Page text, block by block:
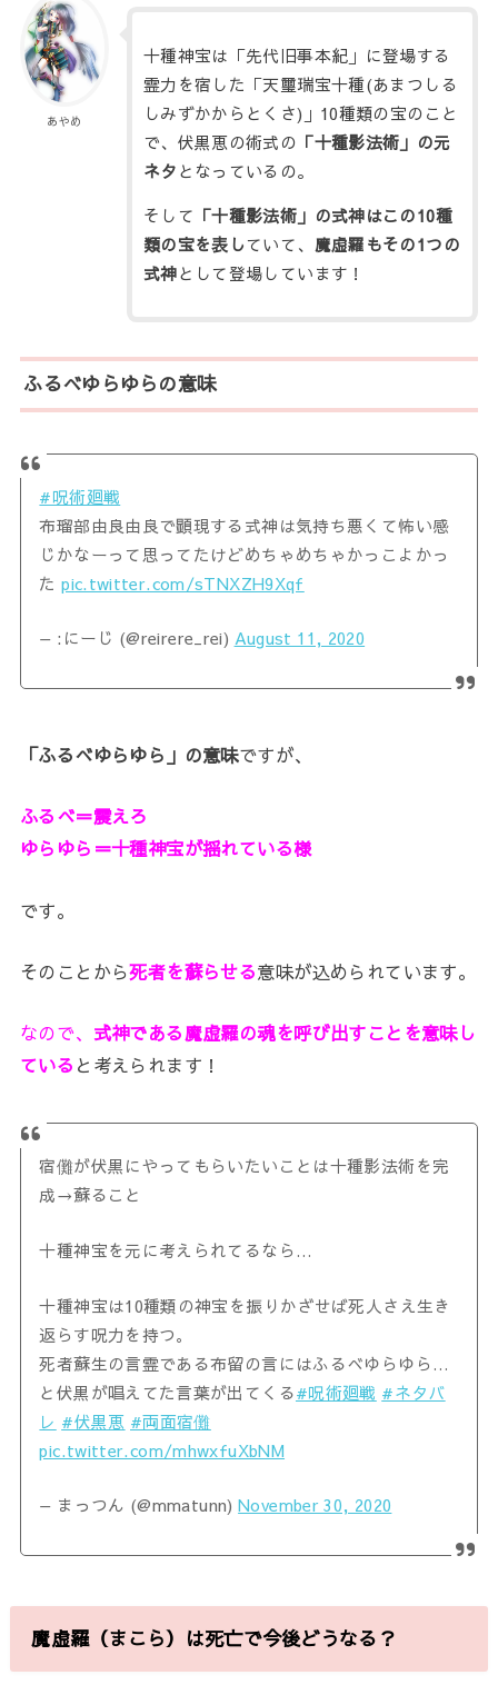
あやめ
十種神宝は「先代旧事本紀」に登場する
霊力を宿した「天璽瑞宝十種(あまつしる
しみずかからとくさ)」10種類の宝のこと
で、伏黒恵の術式の 「十種影法術」の元
ネタとなっているの。
そして 「十種影法術」の式神はこの10種
類の宝を表していて、 魔虚羅もその1つの
式神として登場しています！
ふるべゆらゆらの意味
#呪術廻戦
布瑠部由良由良で顕現する式神は気持ち悪くて怖い感
じかなーって思ってたけどめちゃめちゃかっこよかっ
たpic.twitter.com/sTNXZH9Xqf
— :にーじ (@reirere_rei) August 11, 2020
「ふるべゆらゆら」の意味ですが、
ふるべ＝震えろ
ゆらゆら＝十種神宝が揺れている様
です。
そのことから死者を蘇らせる意味が込められています。
なので、 式神である魔虚羅の魂を呼び出すことを意味し
ている と考えられます！
宿儺が伏黒にやってもらいたいことは十種影法術を完
成→蘇ること
十種神宝を元に考えられてるなら…
十種神宝は10種類の神宝を振りかざせば死人さえ生き
返らす呪力を持つ。
死者蘇生の言霊である布留の言にはふるべゆらゆら…
と伏黒が唱えてた言葉が出てくる#呪術廻戦 #ネタバ
レ #伏黒恵 #両面宿儺
pic.twitter.com/mhwxfuXbNM
— まっつん (@mmatunn)November 30, 2020
魔虚羅（まこら）は死亡で今後どうなる？